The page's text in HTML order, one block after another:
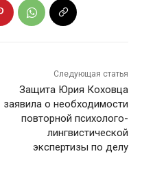
Следующая статья
Защита Юрия Коховца
заявила о необходимости
повторной психолого-
лингвистической
экспертизы по делу